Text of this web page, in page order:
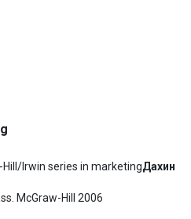
Hill/Irwin series in marketingДахин
McGraw-Hill 2006